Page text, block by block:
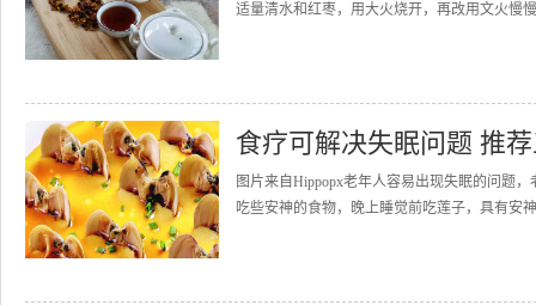
适量清水和红枣，用大火烧开，再改用文火慢
食疗可解决失眠问题 推
图片来自Hippopx老年人容易出现失眠的问题
吃些安神的食物，晚上睡觉前吃莲子，具有安